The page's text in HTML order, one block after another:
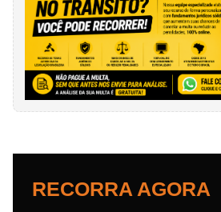
RECORRA AGORA